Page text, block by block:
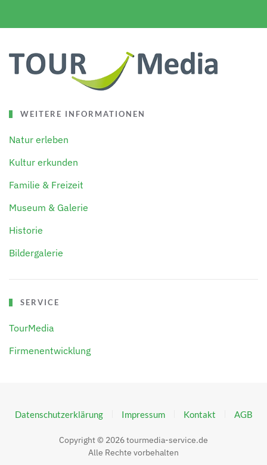
WEITERE INFORMATIONEN
Natur erleben
Kultur erkunden
Familie & Freizeit
Museum & Galerie
Historie
Bildergalerie
SERVICE
TourMedia
Firmenentwicklung
Datenschutzerklärung Impressum Kontakt AGB
Copyright © 2026tourmedia-service.de
Alle Rechte vorbehalten